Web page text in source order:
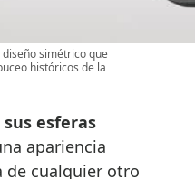
simétrico que
históricos de la
esferas
apariencia
de cualquier otro